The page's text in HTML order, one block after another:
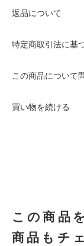
返品について
特定商取引法に基
この商品について
買い物を続ける
この商品
商品もチ